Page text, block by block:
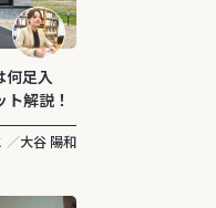
何足入
解説！
大谷 陽和